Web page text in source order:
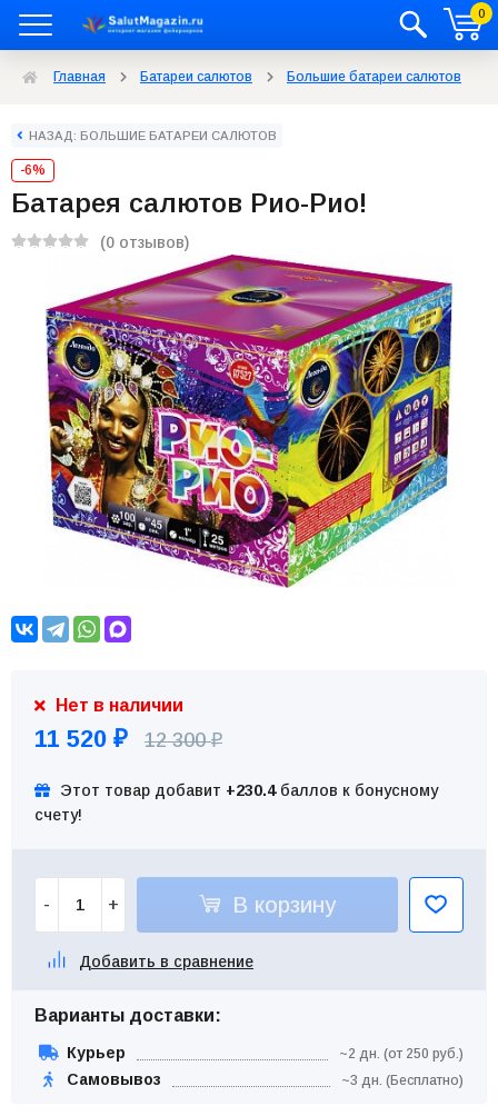
0
Главная Батареи салютов Большие батареи салютов
НАЗАД: БОЛЬШИЕ БАТАРЕИ САЛЮТОВ
-6%
Батарея салютов Рио-Рио!
(0 отзывов)
Нет в наличии
11 520 ₽ 12 300₽
Этот товар добавит +230.4баллов к бонусному
счету!
- + В корзину
Добавить в сравнение
Варианты доставки:
Курьер ~2 дн. (от 250 руб.)
Самовывоз ~3 дн. (Бесплатно)